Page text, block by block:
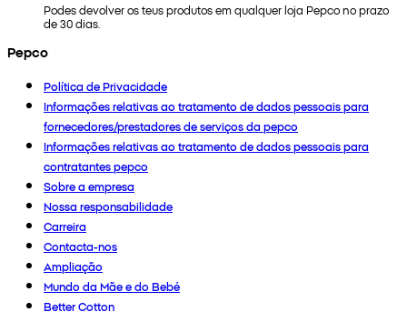
Podes devolver os teus produtos em qualquer loja Pepco no prazo
de 30 dias.
Pepco
Política de Privacidade
Informações relativas ao tratamento de dados pessoais para
fornecedores/prestadores de serviços da pepco
Informações relativas ao tratamento de dados pessoais para
contratantes pepco
Sobre a empresa
Nossa responsabilidade
Carreira
Contacta-nos
Ampliação
Mundo da Mãe e do Bebé
Better Cotton